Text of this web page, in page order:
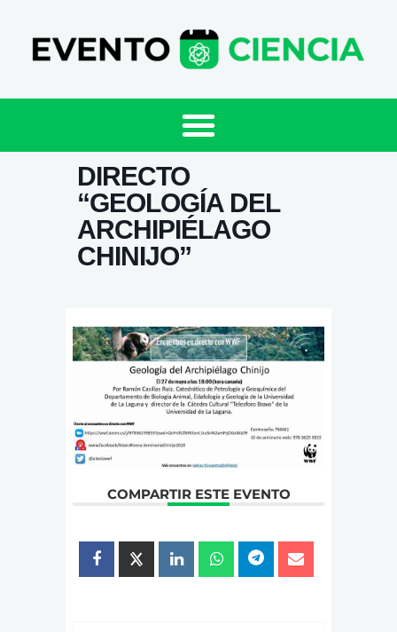
DIRECTO
“GEOLOGÍA DEL
ARCHIPIÉLAGO
CHINIJO”
COMPARTIR ESTE EVENTO